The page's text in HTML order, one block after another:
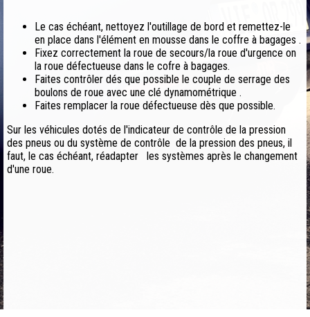
Le cas échéant, nettoyez l'outillage de bord et remettez-le
en place dans l'élément en mousse dans le coffre à bagages .
Fixez correctement la roue de secours/la roue d'urgence on
la roue défectueuse dans le cofre à bagages.
Faites contrôler dés que possible le couple de serrage des
boulons de roue avec une clé dynamométrique .
Faites remplacer la roue défectueuse dès que possible.
Sur les véhicules dotés de l'indicateur de contrôle de la pression
des pneus ou du système de contrôle de la pression des pneus, il
faut, le cas échéant, réadapter les systèmes après le changement
d'une roue.